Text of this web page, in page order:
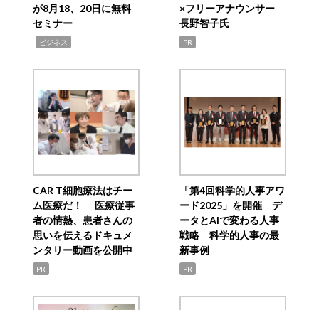
が8月18、20日に無料
セミナー
ビジネス
×フリーアナウンサー
長野智子氏
PR
CAR T細胞療法はチー
ム医療だ！ 医療従事
者の情熱、患者さんの
思いを伝えるドキュメ
ンタリー動画を公開中
PR
「第4回科学的人事アワ
ード2025」を開催 デ
ータとAIで変わる人事
戦略 科学的人事の最
新事例
PR